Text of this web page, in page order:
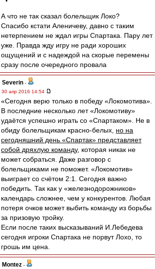
А что не так сказал болельщик Локо?
Спасибо кстати Аленичеву, давно с таким
нетерпением не ждал игры Спартака. Пару лет
уже. Правда жду игру не ради хороших
ощущений и с надеждой на скорые перемены
сразу после очередного провала
Severin -
30 апр 2016 14:54
«Сегодня верю только в победу «Локомотива».
В последние несколько лет «Локомотиву»
удаётся успешно играть со «Спартаком». Не в
обиду болельщикам красно-белых, но на
сегодняшний день «Спартак» представляет
собой дряхлую команду, которая никак не
может собраться. Даже разговор с
болельщиками не поможет. «Локомотив»
выиграет со счётом 2:1. Сегодня важно
победить. Так как у «железнодорожников»
календарь сложнее, чем у конкурентов. Любая
потеря очков может выбить команду из борьбы
за призовую тройку.
Если после таких высказываний И.Лебедева
сегодня игроки Спартака не порвут Лохо, то
грошь им цена.
Montez -